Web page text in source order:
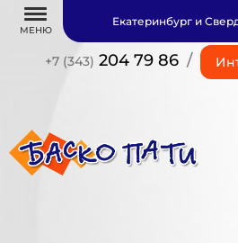
МЕНЮ
+7 (343) 204 79 86 /
Екатеринбург и